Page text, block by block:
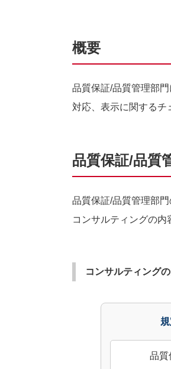
概要
品質保証/品質管理部
対応、表示に関するチ
品質保証/品質
品質保証/品質管理部
コンサルティングの内
コンサルティング
品質